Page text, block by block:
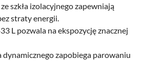
szkła izolacyjnego zapewniają
straty energii.
L pozwala na ekspozycję znacznej
dynamicznego zapobiega parowaniu